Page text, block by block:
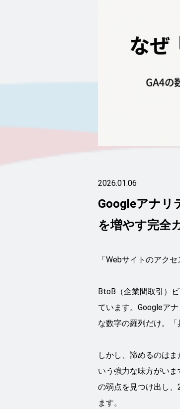
2026.01.06
Googleアナリ
を増やす完全
「Webサイトのアク
BtoB（企業間取引）
ています。Googleア
な数字の羅列だけ。
しかし、諦めるのは
いう強力な味方がい
の弱点を見つけ出し
ます。